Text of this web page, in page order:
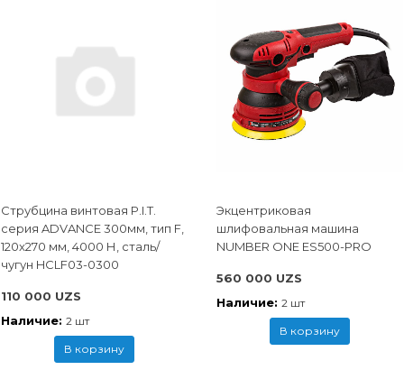
Струбцина винтовая P.I.T.
cерия ADVANCE 300мм, тип F,
120x270 мм, 4000 Н, сталь/
чугун HCLF03-0300
110 000 UZS
Наличие: 2 шт
В корзину
Экцентриковая
шлифовальная машина
NUMBER ONE ES500-PRO
560 000 UZS
Наличие: 2 шт
В корзину